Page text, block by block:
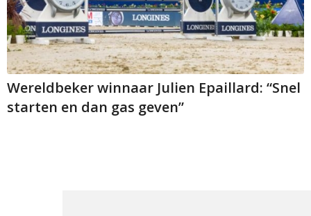
Wereldbeker winnaar Julien Epaillard: “Snel
starten en dan gas geven”